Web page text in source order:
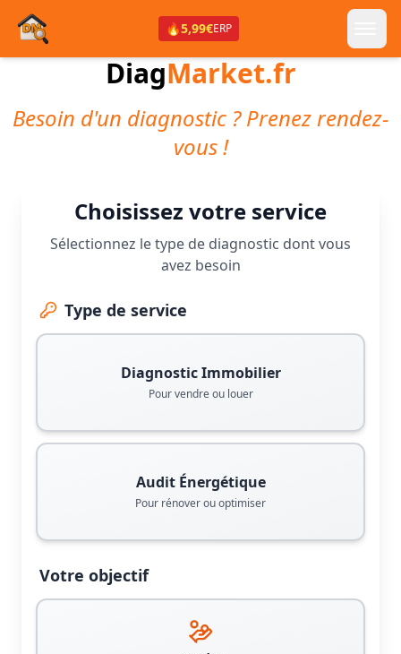
🔥5,99€ERP
DiagMarket.fr
Besoin d'un diagnostic ? Prenez rendez-
vous !
Choisissez votre service
Sélectionnez le type de diagnostic dont vous
avez besoin
Type de service
Diagnostic Immobilier
Pour vendre ou louer
Audit Énergétique
Pour rénover ou optimiser
Votre objectif